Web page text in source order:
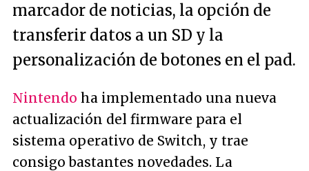
marcador de noticias, la opción de
transferir datos a un SD y la
personalización de botones en el pad.
Nintendo ha implementado una nueva
actualización del firmware para el
sistema operativo de Switch, y trae
consigo bastantes novedades. La